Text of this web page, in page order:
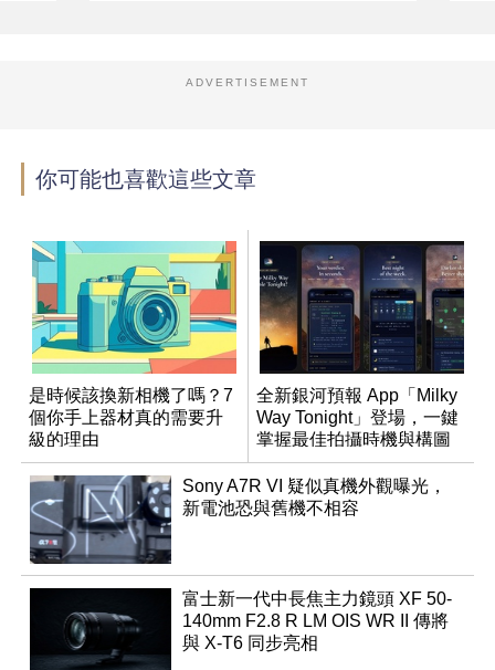
ADVERTISEMENT
你可能也喜歡這些文章
是時候該換新相機了嗎？7
個你手上器材真的需要升
級的理由
全新銀河預報 App「Milky
Way Tonight」登場，一鍵
掌握最佳拍攝時機與構圖
Sony A7R VI 疑似真機外觀曝光，
新電池恐與舊機不相容
富士新一代中長焦主力鏡頭 XF 50-
140mm F2.8 R LM OIS WR II 傳將
與 X-T6 同步亮相